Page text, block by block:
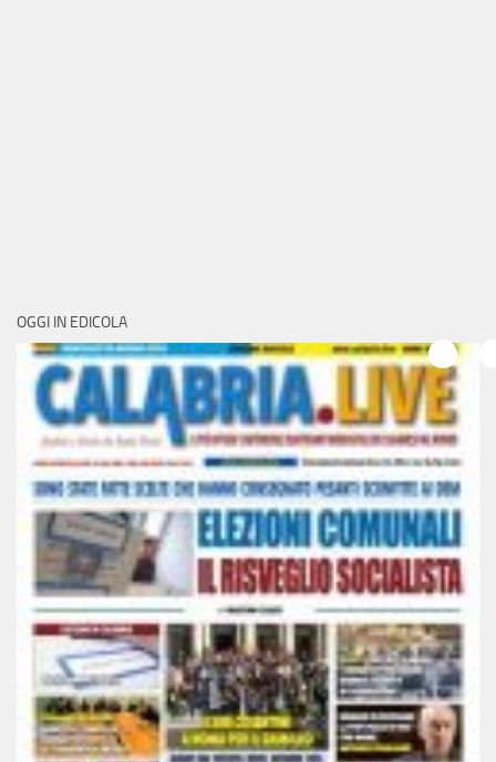
OGGI IN EDICOLA